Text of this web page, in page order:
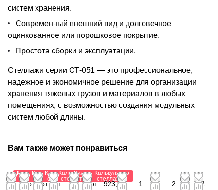
систем хранения.
Современный внешний вид и долговечное
оцинкованное или порошковое покрытие.
Простота сборки и эксплуатации.
Стеллажи серии СТ-051 — это профессиональное,
надежное и экономичное решение для организации
хранения тяжелых грузов и материалов в любых
помещениях, с возможностью создания модульных
систем любой длины.
Вам также может понравиться
Калькулятор
стеллажей
от
Калькулятор
стеллажей
от
Калькулятор
стеллажей
от 1
Калькулятор
стеллажей
от
Калькулятор
стеллажей
от
Калькулятор
стеллажей
от
923,88
1
2
1